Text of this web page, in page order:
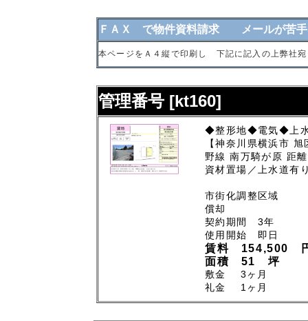
ＦＡＸ で物件資料請求 メールが苦手
本ページをＡ４縦で印刷し 下記に記入の上弊
管理番号 [kt160]
◆整形地◆電気◆上
【神奈川県横浜市
野線 南万騎が原 距
資材置場／上水道有
市街化調整区域
償却
契約期間 3年
使用開始 即日
賃料 154,500
面積 51 坪
敷金 3ヶ月
礼金 1ヶ月